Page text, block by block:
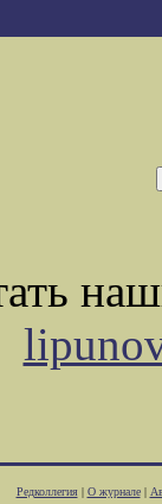
Редколлегия| О журнале|